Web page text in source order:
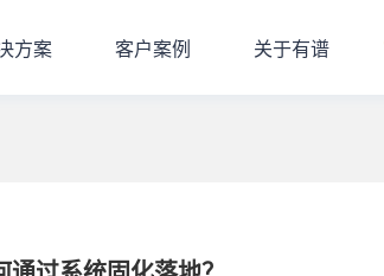
方案 客户案例 关于有谱